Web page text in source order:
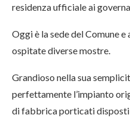
residenza ufficiale ai
Oggi è la sede del Comune
ospitate diverse mostre.
Grandioso nella sua
perfettamente l’impianto
di fabbrica porticati disposti